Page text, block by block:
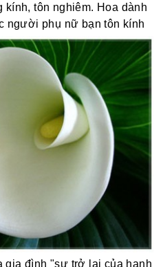
kính, tôn nghiêm. Hoa dành
người phụ nữ bạn tôn kính
gia đình "sự trở lại của hạnh